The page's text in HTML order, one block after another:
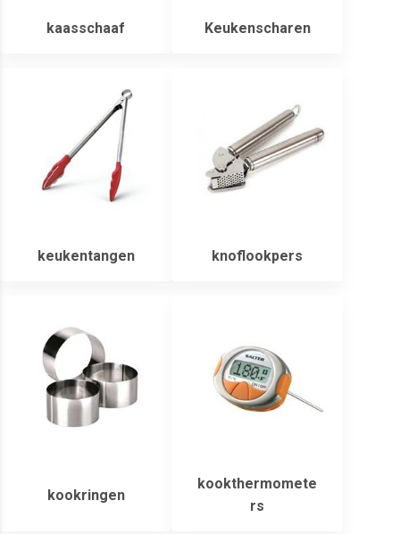
kaasschaaf Keukenscharen
keukentangen knoflookpers
kookringen
kookthermomete
rs